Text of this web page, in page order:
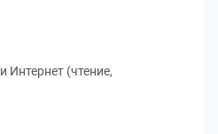
Интернет (чтение,